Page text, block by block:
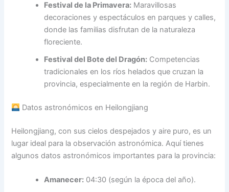
Festival de la Primavera: Maravillosas
decoraciones y espectáculos en parques y calles,
donde las familias disfrutan de la naturaleza
floreciente.
Festival del Bote del Dragón: Competencias
tradicionales en los ríos helados que cruzan la
provincia, especialmente en la región de Harbin.
Datos astronómicos en Heilongjiang
Heilongjiang, con sus cielos despejados y aire puro, es un
lugar ideal para la observación astronómica. Aquí tienes
algunos datos astronómicos importantes para la provincia:
Amanecer: 04:30 (según la época del año).